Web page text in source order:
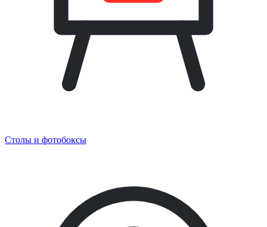
Столы и фотобоксы